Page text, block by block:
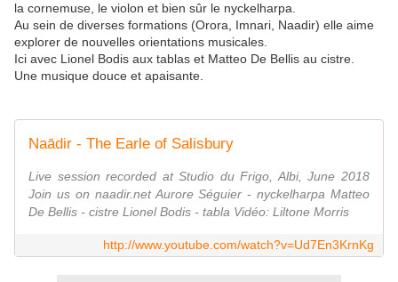
la cornemuse, le violon et bien sûr le nyckelharpa.
Au sein de diverses formations (Orora, Imnari, Naadir) elle aime
explorer de nouvelles orientations musicales.
Ici avec Lionel Bodis aux tablas et Matteo De Bellis au cistre.
Une musique douce et apaisante.
Naādir - The Earle of Salisbury
Live session recorded at Studio du Frigo, Albi, June 2018
Join us on naadir.net Aurore Séguier - nyckelharpa Matteo
De Bellis - cistre Lionel Bodis - tabla Vidéo: Liltone Morris
http://www.youtube.com/watch?v=Ud7En3KrnKg